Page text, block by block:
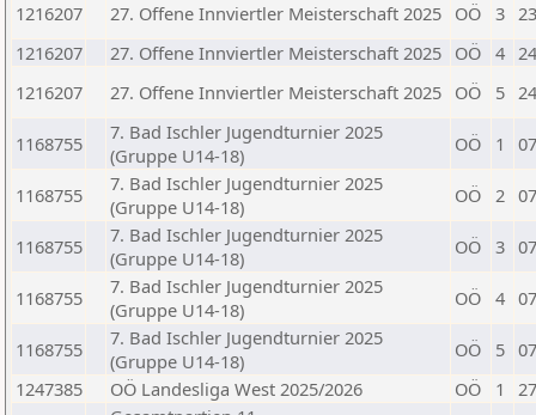
1216207
27. Offene Innviertler Meisterschaft 2025 OÖ 3
1216207
27. Offene Innviertler Meisterschaft 2025 OÖ 4
1216207
27. Offene Innviertler Meisterschaft 2025 OÖ 5
1168755
7. Bad Ischler Jugendturnier 2025
(Gruppe U14-18)
OÖ 1
1168755
7. Bad Ischler Jugendturnier 2025
(Gruppe U14-18)
OÖ 2
1168755
7. Bad Ischler Jugendturnier 2025
(Gruppe U14-18)
OÖ 3
1168755
7. Bad Ischler Jugendturnier 2025
(Gruppe U14-18)
OÖ 4
1168755
7. Bad Ischler Jugendturnier 2025
(Gruppe U14-18)
OÖ 5
1247385
OÖ Landesliga West 2025/2026 OÖ 1